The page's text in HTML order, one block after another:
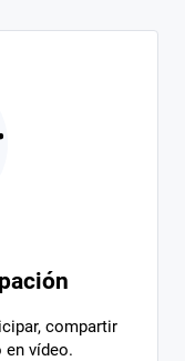
compartir
en vídeo.